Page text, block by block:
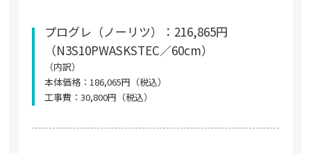
プログレ（ノーリツ）：216,865円
（N3S10PWASKSTEC／60cm）
（内訳）
本体価格：186,065円（税込）
工事費：30,800円（税込）